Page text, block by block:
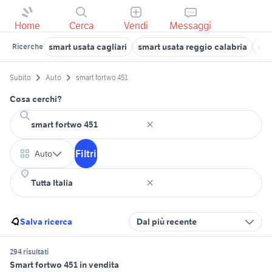
Home Cerca Vendi Messaggi
Ricerche smart usata cagliari smart usata reggio calabria
Subito Auto smart fortwo 451
Cosa cerchi?
Auto Filtri
Salva ricerca Dal più recente
294 risultati
Smart fortwo 451 in vendita